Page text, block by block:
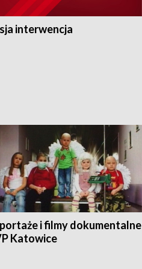
interwencja
i filmy dokumentalne
Katowice